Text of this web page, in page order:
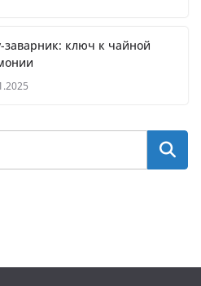
заварник: ключ к чайной